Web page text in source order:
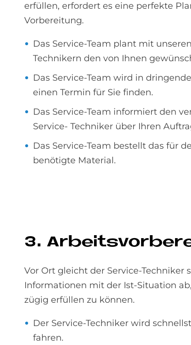
erfüllen, erfordert es eine perfekte
Vorbereitung.
Das Service-Team plant mit
Technikern den von Ihnen
Das Service-Team wird in
einen Termin für Sie finden.
Das Service-Team informiert den
Service- Techniker über Ihren
Das Service-Team bestellt das für
benötigte Material.
3.
Vor Ort gleicht der Service-Techniker
Informationen mit der Ist-Situation
zügig erfüllen zu können.
Der Service-Techniker wird
fahren.